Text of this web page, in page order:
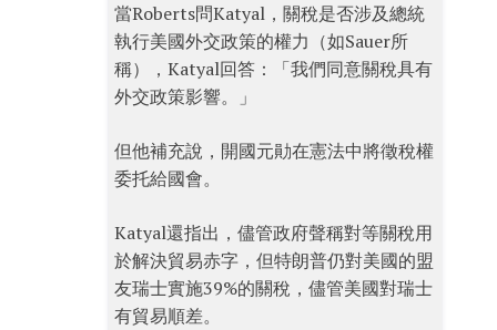
當Roberts問Katyal，關稅是否涉及總統
執行美國外交政策的權力（如Sauer所
稱），Katyal回答：「我們同意關稅具有
外交政策影響。」
但他補充說，開國元勛在憲法中將徵稅權
委托給國會。
Katyal還指出，儘管政府聲稱對等關稅用
於解決貿易赤字，但特朗普仍對美國的盟
友瑞士實施39%的關稅，儘管美國對瑞士
有貿易順差。